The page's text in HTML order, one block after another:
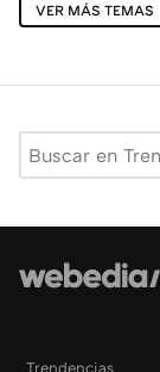
VER MÁS TEMAS
Trendencias